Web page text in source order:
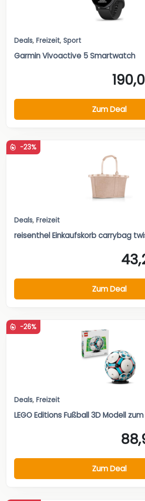
Deals, Freizeit, Sport
Garmin Vivoactive 5 Smartwatch
Zum Deal
-23%
Deals, Freizeit
reisenthel Einkaufskorb carrybag
Zum Deal
-26%
Deals, Freizeit
LEGO Editions Fußball 3D Modell
Zum Deal